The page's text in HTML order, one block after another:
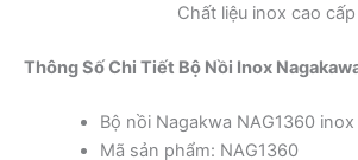
Chất liệu inox cao cấp
Thông Số Chi Tiết Bộ Nồi Inox
Bộ nồi Nagakwa NAG1360
Mã sản phẩm: NAG1360